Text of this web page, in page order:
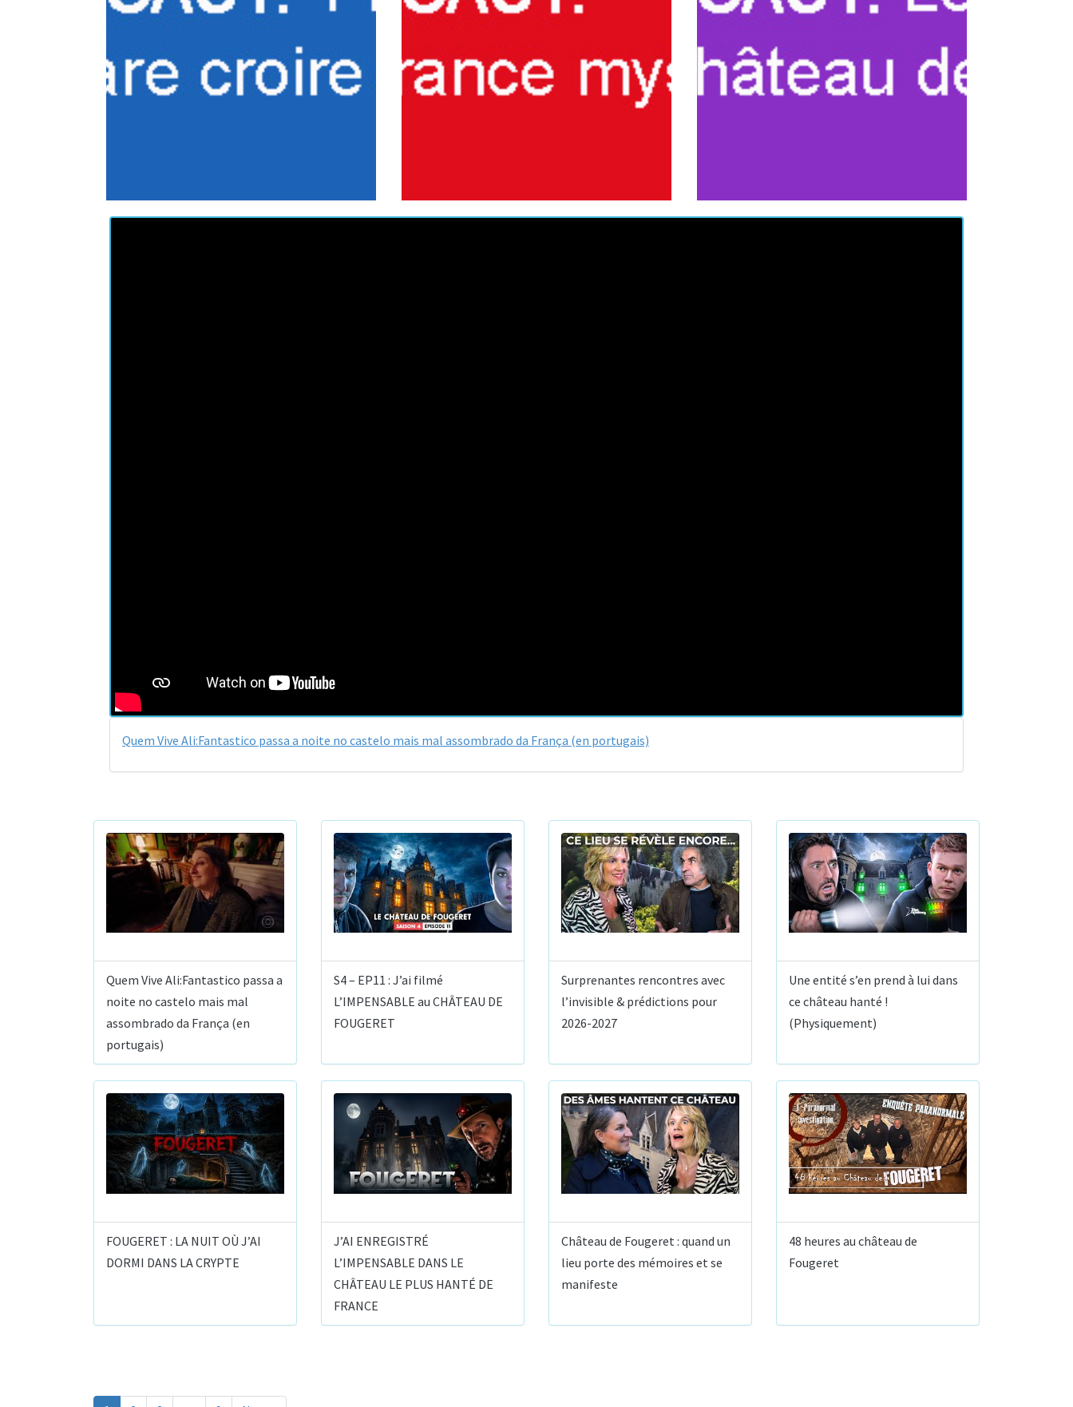
Quem Vive Ali:Fantastico passa a noite no castelo mais mal assombrado da França (en portugais)
Quem Vive Ali:Fantastico passa a
noite no castelo mais mal
assombrado da França (en
portugais)
S4 – EP11 : J’ai filmé
L’IMPENSABLE au CHÂTEAU DE
FOUGERET
Surprenantes rencontres avec
l’invisible & prédictions pour
2026-2027
Une entité s’en prend à lui dans
ce château hanté !
(Physiquement)
FOUGERET : LA NUIT OÙ J’AI
DORMI DANS LA CRYPTE
J’AI ENREGISTRÉ
L’IMPENSABLE DANS LE
CHÂTEAU LE PLUS HANTÉ DE
FRANCE
Château de Fougeret : quand un
lieu porte des mémoires et se
manifeste
48 heures au château de
Fougeret